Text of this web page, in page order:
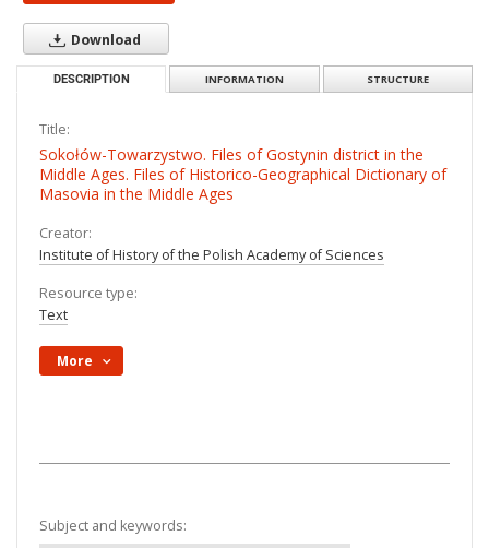
Download
DESCRIPTION INFORMATION STRUCTURE
Title:
Sokołów-Towarzystwo. Files of Gostynin district in the
Middle Ages. Files of Historico-Geographical Dictionary of
Masovia in the Middle Ages
Creator:
Institute of History of the Polish Academy of Sciences
Resource type:
Text
More
Subject and keywords: